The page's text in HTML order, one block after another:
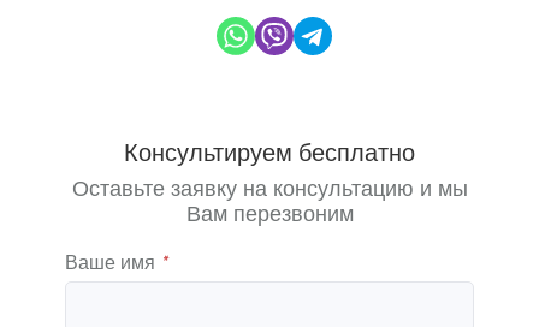
Консультируем бесплатно
Оставьте заявку на консультацию и мы
Вам перезвоним
Ваше имя *